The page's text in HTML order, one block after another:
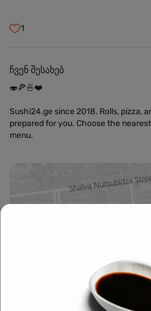
1
ჩვენ შესახებ
🍣🍕🍜❤️
Sushi24.ge since 2018. Rolls, pizza,
prepared for you. Choose the
menu.
OpenFreeMap